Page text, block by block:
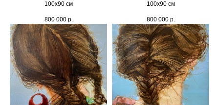
100х90 см
800 000 р.
100х90 см
800 000 р.